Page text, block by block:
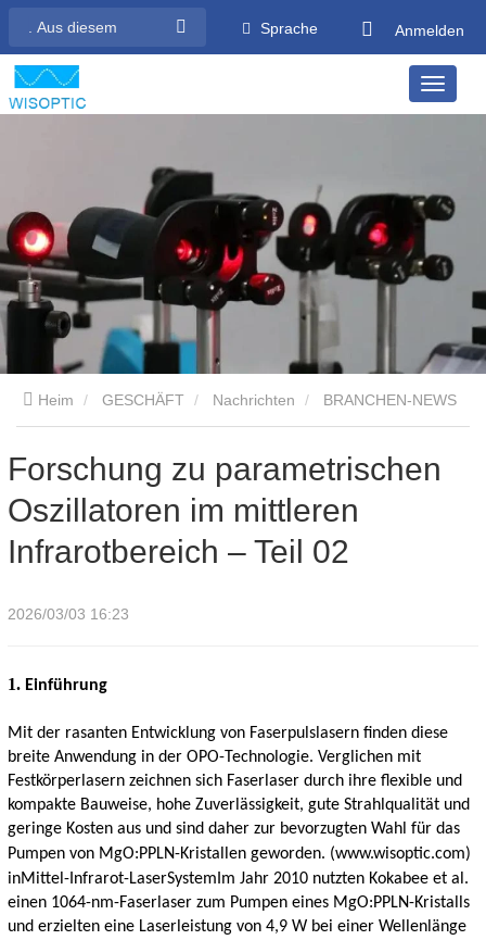
Sprache Anmelden
Heim GESCHÄFT Nachrichten BRANCHEN-NEWS
Infrarotbereich – Teil 02
Forschung zu parametrischen
Oszillatoren im mittleren
Infrarotbereich – Teil 02
2026/03/03 16:23
1. Einführung
Mit der rasanten Entwicklung von Faserpulslasern finden diese
breite Anwendung in der OPO-Technologie. Verglichen mit
Festkörperlasern zeichnen sich Faserlaser durch ihre flexible und
kompakte Bauweise, hohe Zuverlässigkeit, gute Strahlqualität und
geringe Kosten aus und sind daher zur bevorzugten Wahl für das
Pumpen von MgO:PPLN-Kristallen geworden. (www.wisoptic.com)
inMittel-Infrarot-LaserSystem Im Jahr 2010 nutzten Kokabee et al.
einen 1064-nm-Faserlaser zum Pumpen eines MgO:PPLN-Kristalls
und erzielten eine Laserleistung von 4,9 W bei einer Wellenlänge